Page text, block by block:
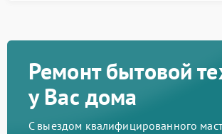
Ремонт бытовой
у Вас дома
С выездом квалифицированного